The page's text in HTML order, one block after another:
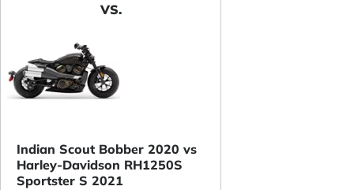
VS.
Indian Scout Bobber 2020 vs
Harley-Davidson RH1250S
Sportster S 2021